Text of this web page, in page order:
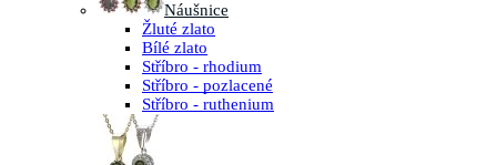
Náušnice
Žluté zlato
Bílé zlato
Stříbro - rhodium
Stříbro - pozlacené
Stříbro - ruthenium